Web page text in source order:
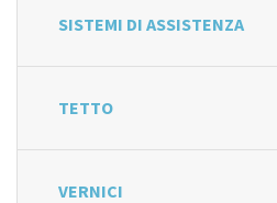
SISTEMI DI ASSISTENZA
TETTO
VERNICI